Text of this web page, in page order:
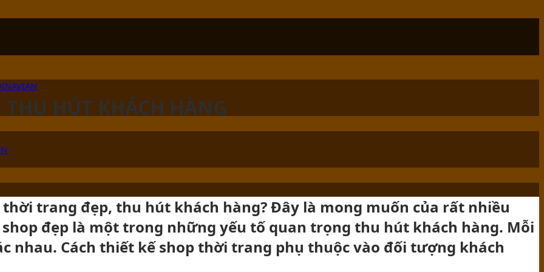
HÚT KHÁCH HÀNG
trang đẹp, thu hút khách hàng? Đây là mong muốn của rất nhiều
shop đẹp là một trong những yếu tố quan trọng thu hút khách hàng. Mỗi
nhau. Cách thiết kế shop thời trang phụ thuộc vào đối tượng khách